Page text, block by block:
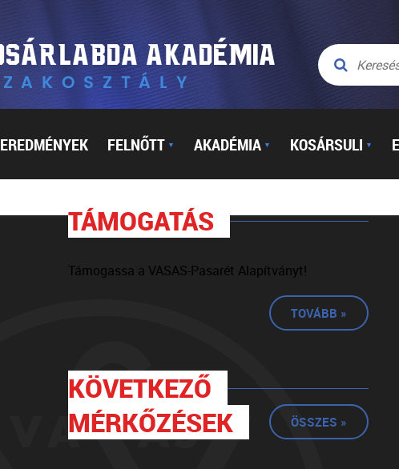
EREDMÉNYEK FELNŐTT ▼ AKADÉMIA ▼ KOSÁRSULI ▼
TÁMOGATÁS
Támogassa a VASAS-Pasarét Alapítványt!
TOVÁBB »
KÖVETKEZŐ
MÉRKŐZÉSEK
ÖSSZES »